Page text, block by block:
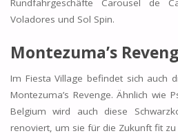
Rundfahrgeschäfte Carousel de
Voladores und Sol Spin.
Montezuma’s
Im Fiesta Village befindet sich auch
Montezuma’s Revenge. Ähnlich wie
Belgium wird auch diese
renoviert, um sie für die Zukunft fit zu